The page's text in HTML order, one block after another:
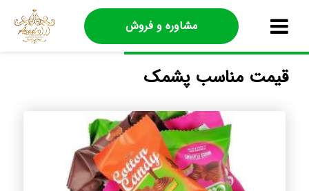
مشاوره و فروش
قیمت مناسب پشمک